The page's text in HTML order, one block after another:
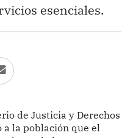
esenciales.
de Justicia y Derechos
la población que el